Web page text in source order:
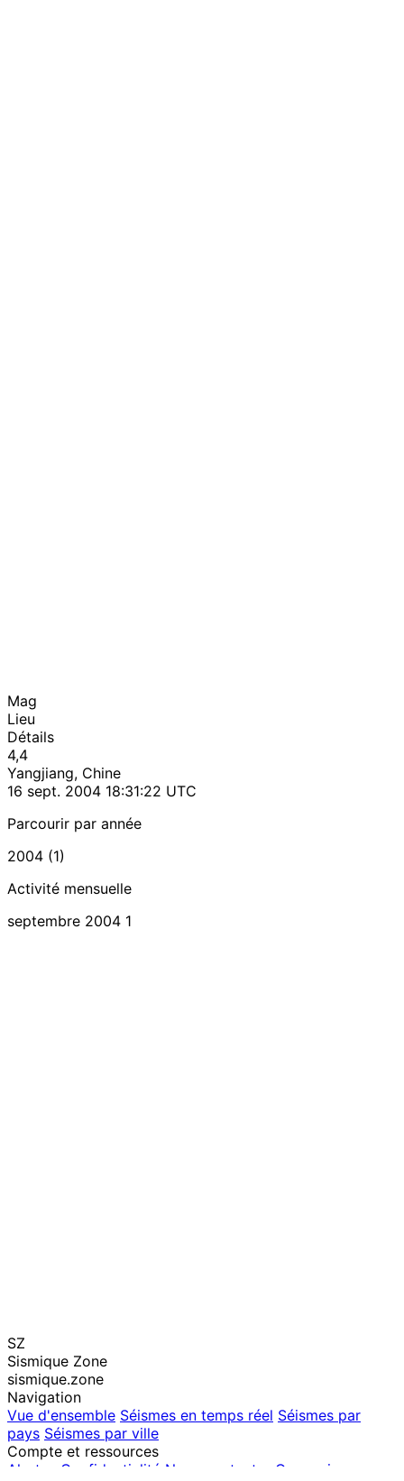
Mag
Lieu
Détails
4,4
Yangjiang, Chine
16 sept. 2004 18:31:22 UTC
Parcourir par année
2004 (1)
Activité mensuelle
septembre 2004 1
SZ
Sismique Zone
sismique.zone
Navigation
Vue d'ensemble Séismes en temps réel Séismes par
pays Séismes par ville
Compte et ressources
Alertes
Confidentialité Nous contacter Connexion